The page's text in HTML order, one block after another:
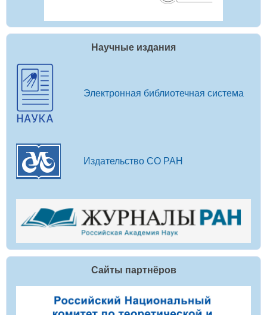
Научные издания
Электронная библиотечная система
Издательство СО РАН
Сайты партнёров